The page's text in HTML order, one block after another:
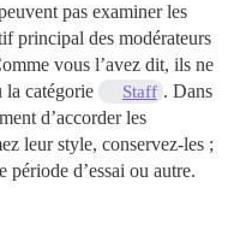
pas examiner les
principal des modérateurs
vous l’avez dit, ils ne
la catégorie
Staff . Dans
d’accorder les
leur style, conservez-les ;
période d’essai ou autre.